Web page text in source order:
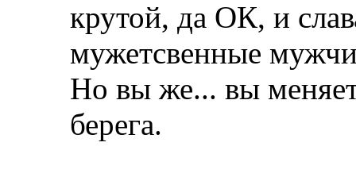
крутой, да ОК, и
мужетсвенные
Но вы же... вы
берега.